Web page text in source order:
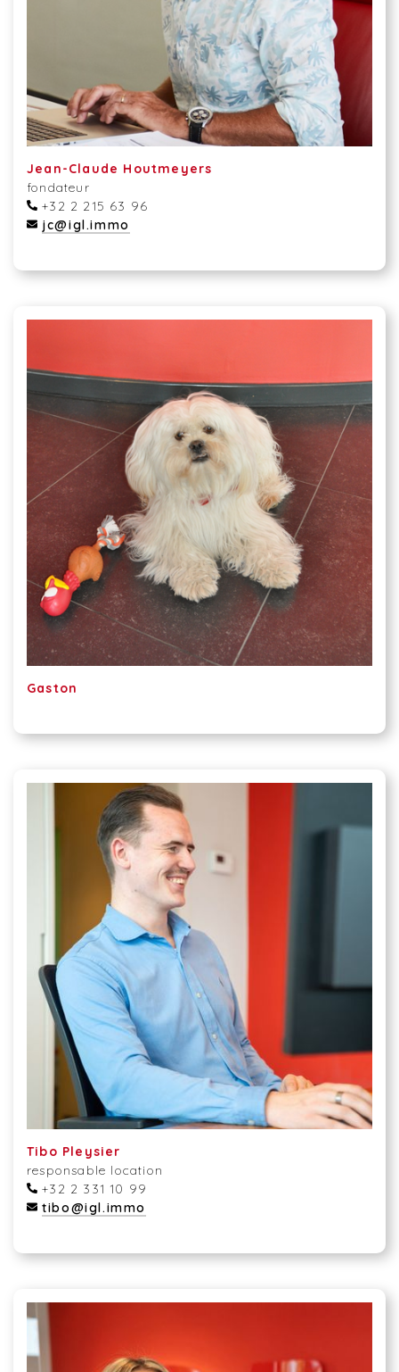
Jean-Claude Houtmeyers
fondateur
+32 2 215 63 96
jc@igl.immo
Gaston
Tibo Pleysier
responsable location
+32 2 331 10 99
tibo@igl.immo